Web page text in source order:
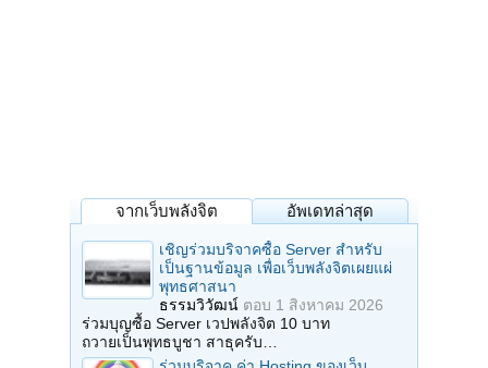
จากเว็บพลังจิต อัพเดทล่าสุด
เชิญร่วมบริจาคซื้อ Server สำหรับ
เป็นฐานข้อมูล เพื่อเว็บพลังจิตเผยแผ่
พุทธศาสนา
ธรรมวิวัฒน์ ตอบ 1 สิงหาคม 2026
ร่วมบุญซื้อ Server เวปพลังจิต 10 บาท
ถวายเป็นพุทธบูชา สาธุครับ…